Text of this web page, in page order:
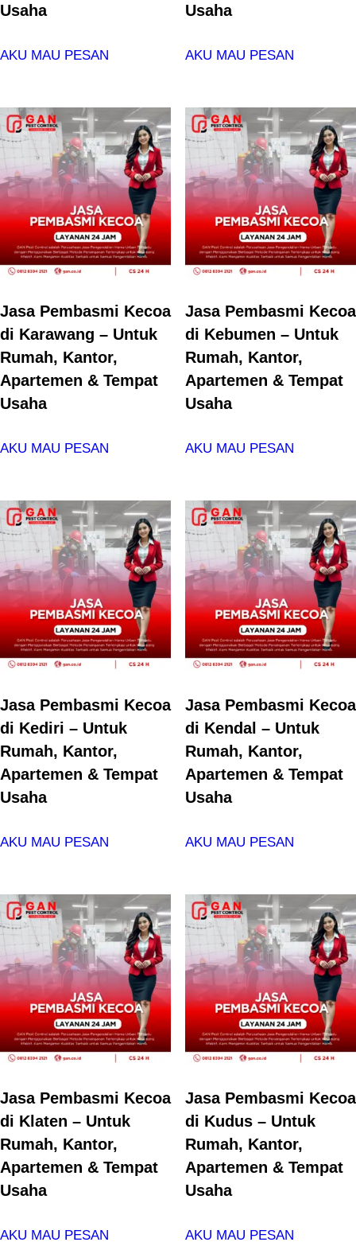
Usaha
AKU MAU PESAN
Usaha
AKU MAU PESAN
Jasa Pembasmi Kecoa
di Karawang – Untuk
Rumah, Kantor,
Apartemen & Tempat
Usaha
AKU MAU PESAN
Jasa Pembasmi Kecoa
di Kebumen – Untuk
Rumah, Kantor,
Apartemen & Tempat
Usaha
AKU MAU PESAN
Jasa Pembasmi Kecoa
di Kediri – Untuk
Rumah, Kantor,
Apartemen & Tempat
Usaha
AKU MAU PESAN
Jasa Pembasmi Kecoa
di Kendal – Untuk
Rumah, Kantor,
Apartemen & Tempat
Usaha
AKU MAU PESAN
Jasa Pembasmi Kecoa
di Klaten – Untuk
Rumah, Kantor,
Apartemen & Tempat
Usaha
AKU MAU PESAN
Jasa Pembasmi Kecoa
di Kudus – Untuk
Rumah, Kantor,
Apartemen & Tempat
Usaha
AKU MAU PESAN